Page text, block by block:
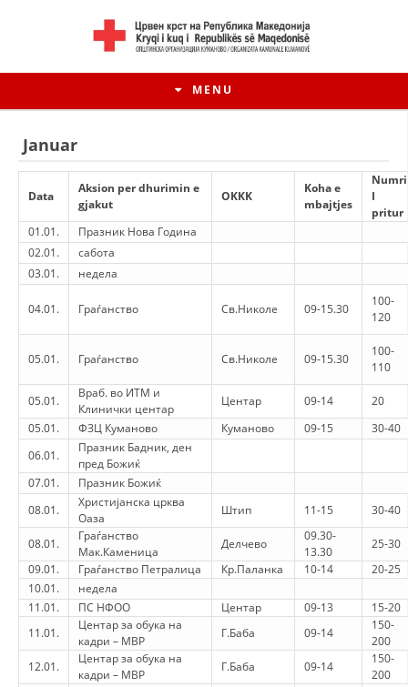
MENU
STRUKTURA E ORGANIZATËS
KONTAKT INFORMACIONE
ANËTARËSIMI NË STRUKTURAT PROFESIONALE
LIGJI I KRYQIT TË KUQ
Januar
Data
Aksion per dhurimin e
gjakut
ОKKK
Koha e
mbajtjes
Numri
I
pritur
01.01.
Празник Нова Година
02.01.
сабота
03.01.
недела
04.01. Граѓанство Св.Николе 09-15.30
100-
120
05.01. Граѓанство Св.Николе 09-15.30
100-
110
05.01.
Враб. во ИТМ и
Клинички центар
Центар 09-14
20
05.01.
ФЗЦ Куманово Куманово 09-15
30-40
06.01.
Празник Бадник, ден
пред Божиќ
07.01.
Празник Божиќ
08.01.
Христијанска црква
Оаза
Штип 11-15 30-40
08.01.
Граѓанство
Мак.Каменица
Делчево
09.30-
13.30
25-30
09.01.
Граѓанство Петралица Кр.Паланка 10-14
20-25
10.01.
недела
11.01.
ПС НФОО Центар 09-13
15-20
11.01.
Центар за обука на
кадри – МВР
Г.Баба 09-14
150-
200
12.01.
Центар за обука на
кадри – МВР
Г.Баба 09-14
150-
200